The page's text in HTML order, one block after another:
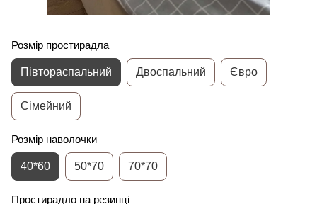
Розмір простирадла
Півтораспальний Двоспальний Євро
Сімейний
Розмір наволочки
40*60 50*70 70*70
Простирадло на резинці